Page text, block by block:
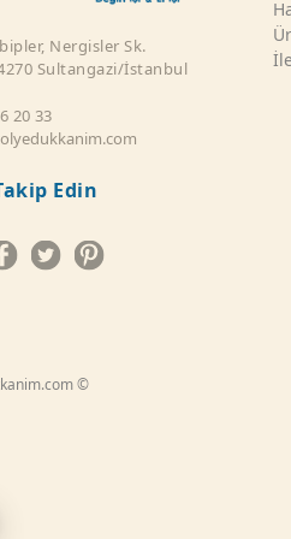
Nergisler Sk.
Sultangazi/İstanbul
20 33
Edin
©